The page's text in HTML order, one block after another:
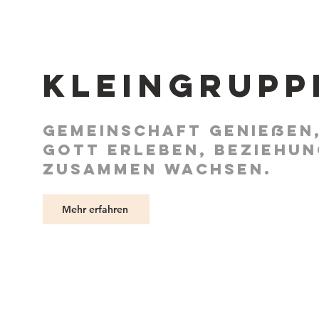
Gemeinschaft
Gott erleben,
zusammen wachsen.
Mehr erfahren